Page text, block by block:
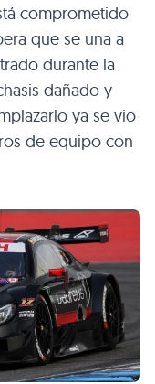
comprometido
que se una a
durante la
dañado y
ya se vio
de equipo con